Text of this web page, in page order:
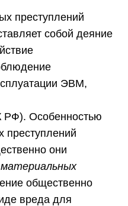
преступлений
собой деяние
ЭВМ,
РФ). Особенностью
преступлений
они
материальных
общественно
вреда для